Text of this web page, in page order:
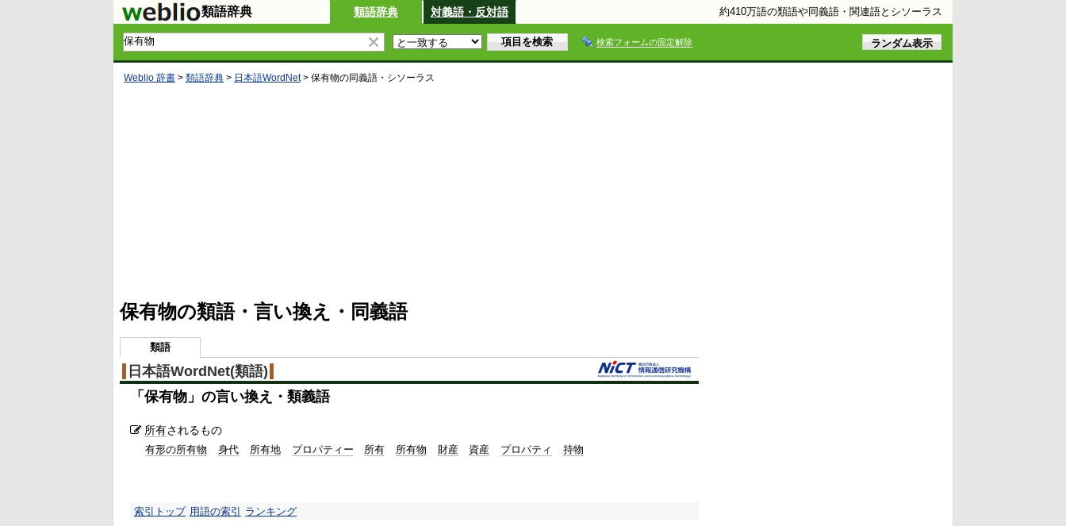
類語辞典 類語辞典 対義語・反対語 約410万語の類語や同義語・関連語とシソーラス
検索フォームの固定解除
Weblio 辞書 > 類語辞典 > 日本語WordNet> 保有物の同義語・シソーラス
4
5
.
%
保有物の類語・言い換え・同義語
類語
日本語WordNet(類語)
「 保有物 」の言い換え・類義語
所有されるもの
有形の所有物 身代 所有地 プロパティー 所有 所有物 財産 資産 プロパティ 持物
索引トップ 用語の索引 ランキング